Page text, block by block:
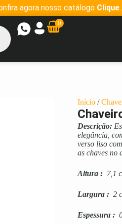
agora nosso catálogo Clique
0
Início /
Descrição:
elegância,
verso liso
as chaves no
Altura : 7,1
Largura : 2
Espessura :